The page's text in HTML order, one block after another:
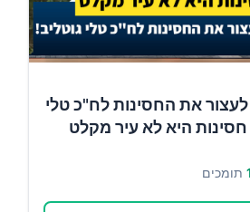
את החסינות לח"כ טלי
חסינות היא לא עיר מקלט
תומכים